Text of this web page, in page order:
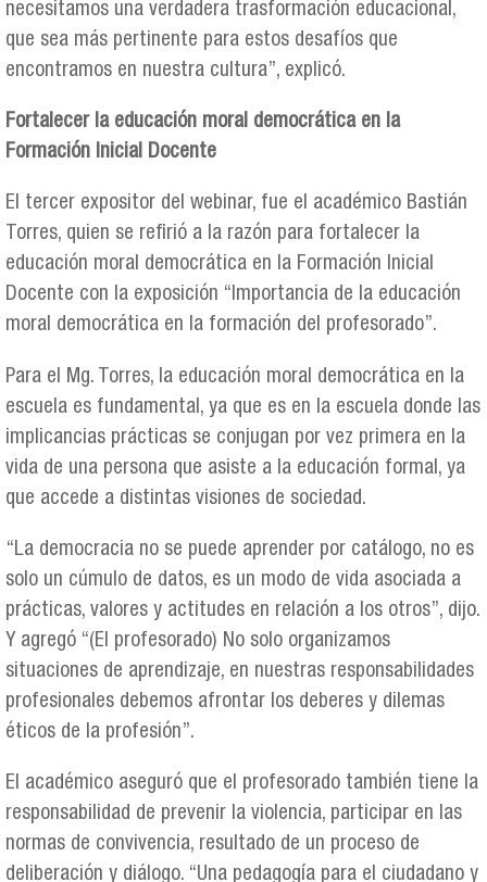
necesitamos una verdadera trasformación educacional,
que sea más pertinente para estos desafíos que
encontramos en nuestra cultura”, explicó.
Fortalecer la educación moral democrática en la
Formación Inicial Docente
El tercer expositor del webinar, fue el académico Bastián
Torres, quien se refirió a la razón para fortalecer la
educación moral democrática en la Formación Inicial
Docente con la exposición “Importancia de la educación
moral democrática en la formación del profesorado”.
Para el Mg. Torres, la educación moral democrática en la
escuela es fundamental, ya que es en la escuela donde las
implicancias prácticas se conjugan por vez primera en la
vida de una persona que asiste a la educación formal, ya
que accede a distintas visiones de sociedad.
“La democracia no se puede aprender por catálogo, no es
solo un cúmulo de datos, es un modo de vida asociada a
prácticas, valores y actitudes en relación a los otros”, dijo.
Y agregó “(El profesorado) No solo organizamos
situaciones de aprendizaje, en nuestras responsabilidades
profesionales debemos afrontar los deberes y dilemas
éticos de la profesión”.
El académico aseguró que el profesorado también tiene la
responsabilidad de prevenir la violencia, participar en las
normas de convivencia, resultado de un proceso de
deliberación y diálogo. “Una pedagogía para el ciudadano y